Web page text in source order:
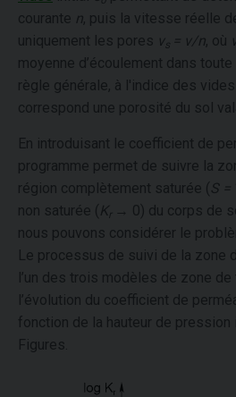
courante n, puis la vitesse réelle
uniquement les pores vs = v/n, où
moyenne d’écoulement dans
règle générale, à l'indice des
correspond une porosité du sol
En introduisant le coefficient de
programme permet de suivre la
région complètement saturée ( S =
non saturée ( Kr → 0) du corps de
nous pouvons considérer le
Le processus de suivi de la zone
l’un des trois modèles de zone
l’évolution du coefficient de
fonction de la hauteur de
Figures.